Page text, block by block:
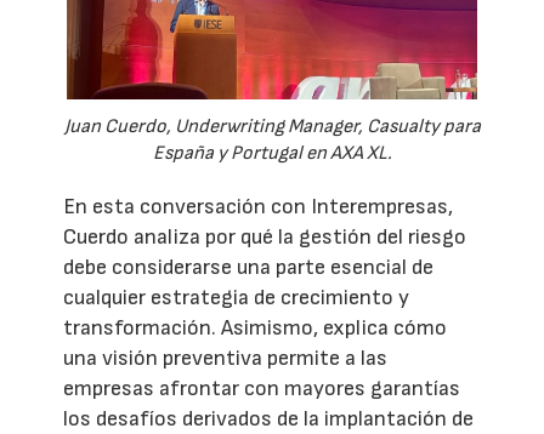
Juan Cuerdo, Underwriting Manager, Casualty para
España y Portugal en AXA XL.
En esta conversación con Interempresas,
Cuerdo analiza por qué la gestión del riesgo
debe considerarse una parte esencial de
cualquier estrategia de crecimiento y
transformación. Asimismo, explica cómo
una visión preventiva permite a las
empresas afrontar con mayores garantías
los desafíos derivados de la implantación de